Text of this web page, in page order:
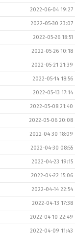
2022-06-04 19:27
2022-05-30 23:07
2022-05-26 18:51
2022-05-26 10:18
2022-05-21 21:39
2022-05-14 18:56
2022-05-13 17:14
2022-05-08 21:40
2022-05-06 20:08
2022-04-30 18:09
2022-04-30 08:55
2022-04-23 19:15
2022-04-22 15:06
2022-04-14 22:54
2022-04-13 17:38
2022-04-10 22:49
2022-04-09 11:43